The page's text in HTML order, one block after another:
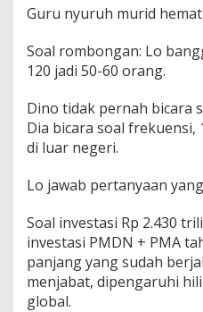
Guru nyuruh murid
Soal rombongan: Lo
120 jadi 50-60 orang.
Dino tidak pernah bicara
Dia bicara soal frekuensi,
di luar negeri.
Lo jawab pertanyaan
Soal investasi Rp 2.430
investasi PMDN + PMA
panjang yang sudah
menjabat, dipengaruhi
global.